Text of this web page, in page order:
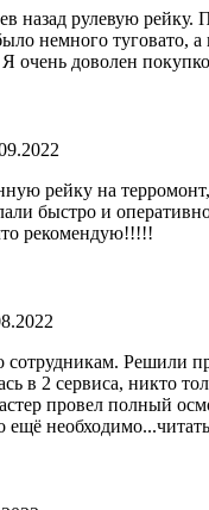
назад рулевую рейку.
немного туговато, а
Я очень доволен
рейку на
быстро и
рекомендую!!!!!
сотрудникам. Решили
в 2 сервиса, никто
провел полный
ещё